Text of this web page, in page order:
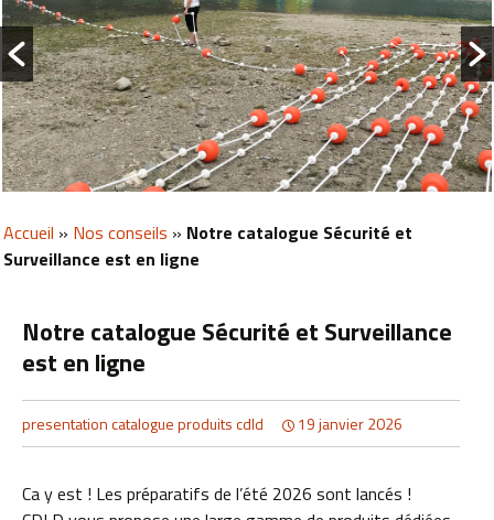
Accueil » Nos conseils » Notre catalogue Sécurité et
Surveillance est en ligne
Notre catalogue Sécurité et Surveillance
est en ligne
presentation catalogue produits cdld 19 janvier 2026
Ca y est ! Les préparatifs de l’été 2026 sont lancés !